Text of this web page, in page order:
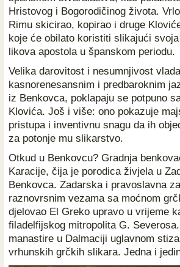
Hristovog i Bogorodičinog života.
Rimu skicirao, kopirao i druge
koje će obilato koristiti slikajući
likova apostola u španskom periodu.
Velika darovitost i nesumnjivost
kasnorenesansnim i predbaroknim
iz Benkovca, poklapaju se potpuno
Klovića. Još i više: ono pokazuje
pristupa i inventivnu snagu da ih
za potonje mu slikarstvo.
Otkud u Benkovcu? Gradnja
Karacije, čija je porodica živjela u
Benkovca. Zadarska i pravoslavna
raznovrsnim vezama sa moćnom
djelovao El Greko upravo u vrijeme
filadelfijskog mitropolita G.
manastire u Dalmaciji uglavnom
vrhunskih grčkih slikara. Jedna i